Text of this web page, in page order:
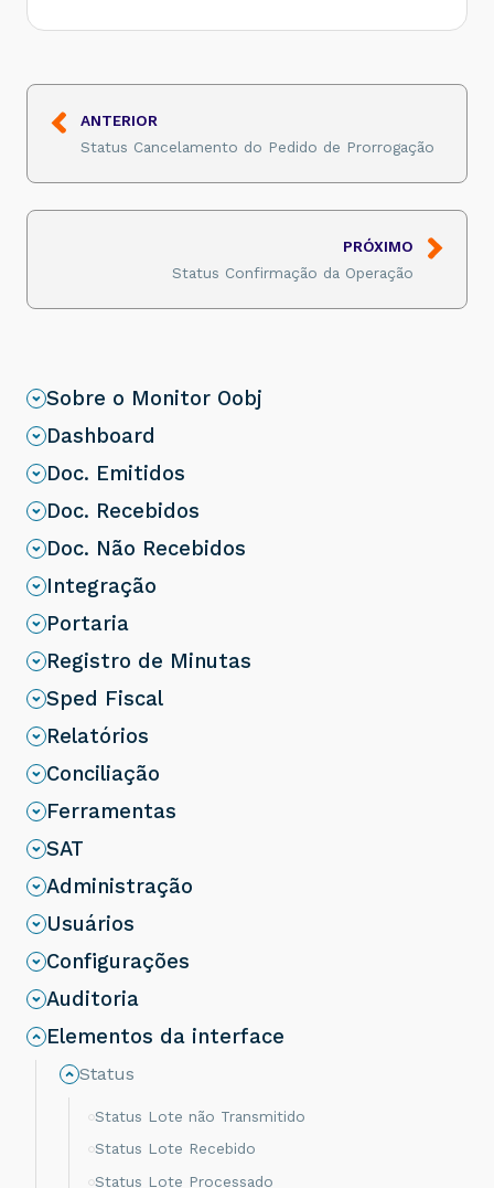
ANTERIOR
Status Cancelamento do Pedido de Prorrogação
PRÓXIMO
Status Confirmação da Operação
Sobre o Monitor Oobj
Dashboard
Doc. Emitidos
Doc. Recebidos
Doc. Não Recebidos
Integração
Portaria
Registro de Minutas
Sped Fiscal
Relatórios
Conciliação
Ferramentas
SAT
Administração
Usuários
Configurações
Auditoria
Elementos da interface
Status
Status Lote não Transmitido
Status Lote Recebido
Status Lote Processado